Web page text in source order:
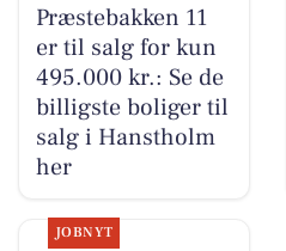
Præstebakken 11
er til salg for kun
495.000 kr.: Se de
billigste boliger til
salg i Hanstholm
her
JOBNYT